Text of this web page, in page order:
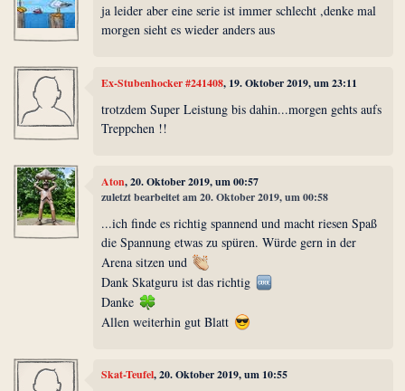
ja leider aber eine serie ist immer schlecht ,denke mal
morgen sieht es wieder anders aus
Ex-Stubenhocker #241408, 19. Oktober 2019, um 23:11
trotzdem Super Leistung bis dahin...morgen gehts aufs
Treppchen !!
Aton, 20. Oktober 2019, um 00:57
zuletzt bearbeitet am 20. Oktober 2019, um 00:58
...ich finde es richtig spannend und macht riesen Spaß
die Spannung etwas zu spüren. Würde gern in der
Arena sitzen und
Dank Skatguru ist das richtig
Danke
Allen weiterhin gut Blatt
Skat-Teufel, 20. Oktober 2019, um 10:55